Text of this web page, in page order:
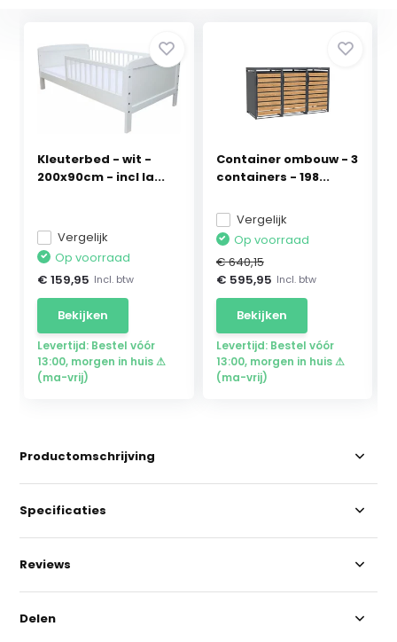
Kleuterbed - wit -
200x90cm - incl la...
Vergelijk
Op voorraad
€ 159,95 Incl. btw
Bekijken
Levertijd: Bestel vóór
13:00, morgen in huis ⚠
(ma-vrij)
Container ombouw - 3
containers - 198...
Vergelijk
Op voorraad
€ 640,15
€ 595,95 Incl. btw
Bekijken
Levertijd: Bestel vóór
13:00, morgen in huis ⚠
(ma-vrij)
Productomschrijving
Specificaties
Reviews
Delen